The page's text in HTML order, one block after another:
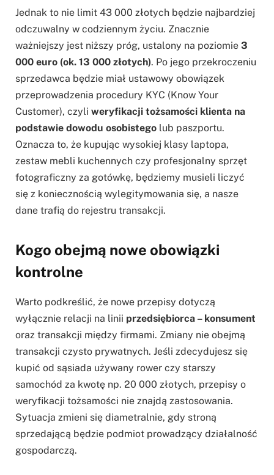
Jednak to nie limit 43 000 złotych będzie najbardziej
odczuwalny w codziennym życiu. Znacznie
ważniejszy jest niższy próg, ustalony na poziomie 3
000 euro (ok. 13 000 złotych). Po jego przekroczeniu
sprzedawca będzie miał ustawowy obowiązek
przeprowadzenia procedury KYC (Know Your
Customer), czyli weryfikacji tożsamości klienta na
podstawie dowodu osobistego lub paszportu.
Oznacza to, że kupując wysokiej klasy laptopa,
zestaw mebli kuchennych czy profesjonalny sprzęt
fotograficzny za gotówkę, będziemy musieli liczyć
się z koniecznością wylegitymowania się, a nasze
dane trafią do rejestru transakcji.
Kogo obejmą nowe obowiązki
kontrolne
Warto podkreślić, że nowe przepisy dotyczą
wyłącznie relacji na linii przedsiębiorca – konsument
oraz transakcji między firmami. Zmiany nie obejmą
transakcji czysto prywatnych. Jeśli zdecydujesz się
kupić od sąsiada używany rower czy starszy
samochód za kwotę np. 20 000 złotych, przepisy o
weryfikacji tożsamości nie znajdą zastosowania.
Sytuacja zmieni się diametralnie, gdy stroną
sprzedającą będzie podmiot prowadzący działalność
gospodarczą.